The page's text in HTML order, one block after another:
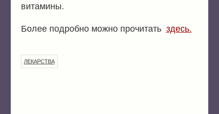
витамины.
Более подробно можно прочитать здесь.
ЛЕКАРСТВА